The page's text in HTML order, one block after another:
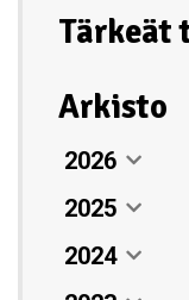
Tärkeät
Arkisto
2026
Elokuu
07.
Heinäkuu
26.
2025
Joulukuu
12.
2024